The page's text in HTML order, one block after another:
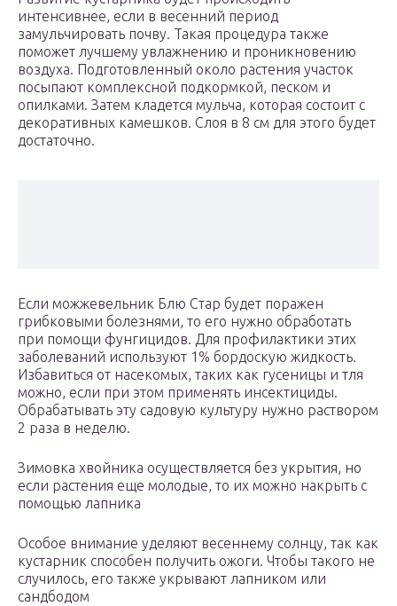
интенсивнее, если в весенний период
замульчировать почву. Такая процедура также
поможет лучшему увлажнению и проникновению
воздуха. Подготовленный около растения участок
посыпают комплексной подкормкой, песком и
опилками. Затем кладется мульча, которая состоит с
декоративных камешков. Слоя в 8 см для этого будет
достаточно.
Если можжевельник Блю Стар будет поражен
грибковыми болезнями, то его нужно обработать
при помощи фунгицидов. Для профилактики этих
заболеваний используют 1% бордоскую жидкость.
Избавиться от насекомых, таких как гусеницы и тля
можно, если при этом применять инсектициды.
Обрабатывать эту садовую культуру нужно раствором
2 раза в неделю.
Зимовка хвойника осуществляется без укрытия, но
если растения еще молодые, то их можно накрыть с
помощью лапника
Особое внимание уделяют весеннему солнцу, так как
кустарник способен получить ожоги. Чтобы такого не
случилось, его также укрывают лапником или
сандбодом